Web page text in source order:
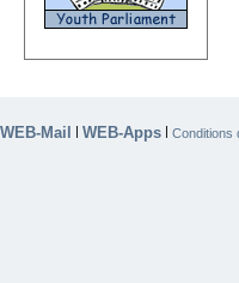
WEB-Mail WEB-Apps Conditions